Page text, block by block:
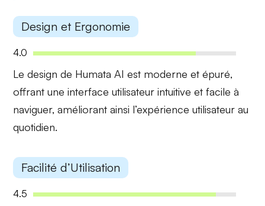
Design et Ergonomie
4.0
Le design de Humata AI est moderne et épuré,
offrant une interface utilisateur intuitive et facile à
naviguer, améliorant ainsi l’expérience utilisateur au
quotidien.
Facilité d’Utilisation
4.5